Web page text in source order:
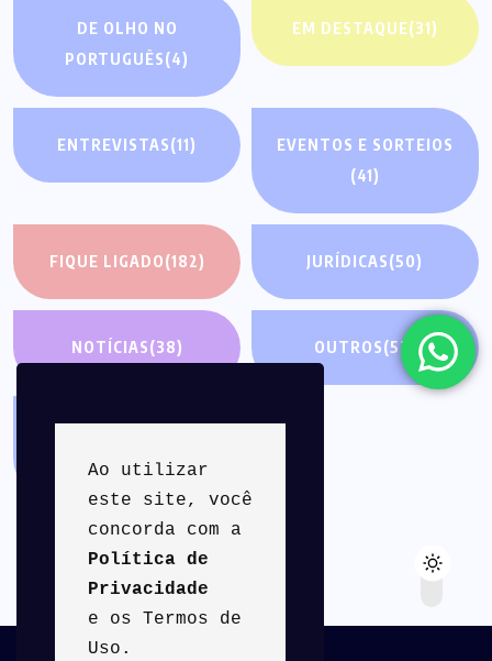
Ao utilizar
este site, você
concorda com a
Política de
Privacidade
e os Termos de
Uso.
DE OLHO NO
PORTUGUÊS(4)
EM DESTAQUE(31)
ENTREVISTAS(11)
EVENTOS E SORTEIOS
(41)
FIQUE LIGADO(182) JURÍDICAS(50)
NOTÍCIAS(38) OUTROS(52)
PRESIDENTE (26)